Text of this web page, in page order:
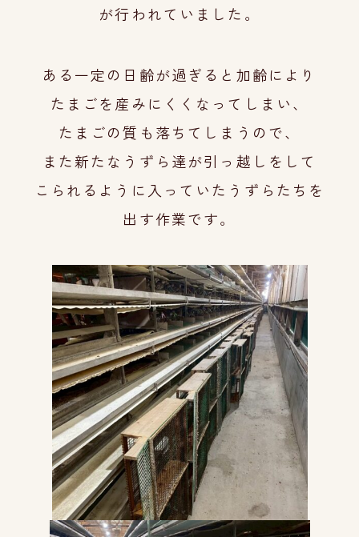
が行われていました。
ある一定の日齢が過ぎると加齢により
たまごを 産みにくくなってしまい、
たまごの質 も落ちてしまうので、
また新たなう ずら達が引っ越しをして
こられる ように 入っていたうずらたちを
出す作業です。